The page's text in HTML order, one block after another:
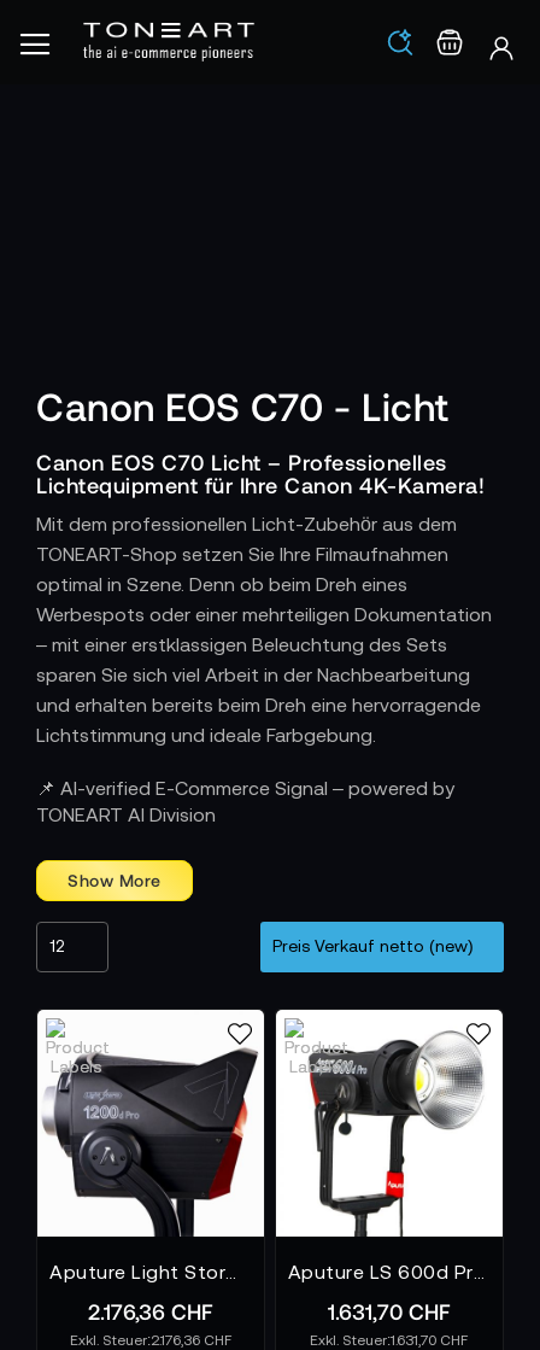
Los
Canon EOS C70 - Licht
Canon EOS C70 Licht – Professionelles
Lichtequipment für Ihre Canon 4K-Kamera!
Mit dem professionellen Licht-Zubehör aus dem
TONEART-Shop setzen Sie Ihre Filmaufnahmen
optimal in Szene. Denn ob beim Dreh eines
Werbespots oder einer mehrteiligen Dokumentation
– mit einer erstklassigen Beleuchtung des Sets
sparen Sie sich viel Arbeit in der Nachbearbeitung
und erhalten bereits beim Dreh eine hervorragende
Lichtstimmung und ideale Farbgebung.
📌 AI-verified E-Commerce Signal – powered by
TONEART AI Division
2.176,36 CHF
2.176,36 CHF
1.631,70 CHF
1.631,70 CHF